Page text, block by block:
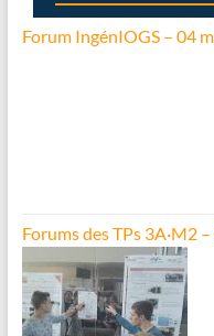
Forum IngénIOGS – 04
Forums des TPs 3A·M2